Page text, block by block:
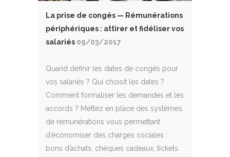
La prise de congés — Rémunérations
périphériques : attirer et fidéliser vos
salariés 09/03/2017
Quand définir les dates de congés pour
vos salariés ? Qui choisit les dates ?
Comment formaliser les demandes et les
accords ? Mettez en place des systèmes
de rémunérations vous permettant
d’économiser des charges sociales :
bons d’achats, chèques cadeaux, tickets